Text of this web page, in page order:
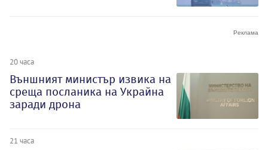
20 часа
Външният министър извика на
среща посланика на Украйна
заради дрона
21 часа